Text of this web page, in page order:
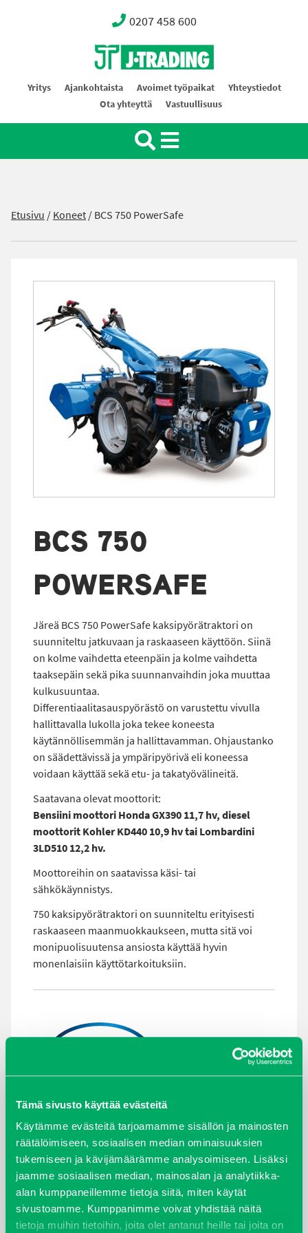
Tämä sivusto käyttää evästeitä
Käytämme evästeitä tarjoamamme sisällön ja mainosten
räätälöimiseen, sosiaalisen median ominaisuuksien
tukemiseen ja kävijämäärämme analysoimiseen. Lisäksi
jaamme sosiaalisen median, mainosalan ja analytiikka-
alan kumppaneillemme tietoja siitä, miten käytät
sivustoamme. Kumppanimme voivat yhdistää näitä
tietoja muihin tietoihin, joita olet antanut heille tai joita on
0207 458 600
Oy J-Trading Ab
Yritys Ajankohtaista Avoimet työpaikat
Yhteystiedot
Ota yhteyttä
Vastuullisuus
Etusivu /Koneet/BCS 750 PowerSafe
BCS 750
POWERSAFE
Järeä BCS 750 PowerSafe kaksipyörätraktori on
suunniteltu jatkuvaan ja raskaaseen käyttöön. Siinä
on kolme vaihdetta eteenpäin ja kolme vaihdetta
taaksepäin sekä pika suunnanvaihdin joka muuttaa
kulkusuuntaa.
Differentiaalitasauspyörästö on varustettu vivulla
hallittavalla lukolla joka tekee koneesta
käytännöllisemmän ja hallittavamman. Ohjaustanko
on säädettävissä ja ympäripyörivä eli koneessa
voidaan käyttää sekä etu- ja takatyövälineitä.
Saatavana olevat moottorit:
Bensiini moottori Honda GX390 11,7 hv, diesel
moottorit Kohler KD440 10,9 hv tai Lombardini
3LD510 12,2 hv.
Moottoreihin on saatavissa käsi- tai
sähkökäynnistys.
750 kaksipyörätraktori on suunniteltu erityisesti
raskaaseen maanmuokkaukseen, mutta sitä voi
monipuolisuutensa ansiosta käyttää hyvin
monenlaisiin käyttötarkoituksiin.
TAKAISIN HAKUEHTOIHIN